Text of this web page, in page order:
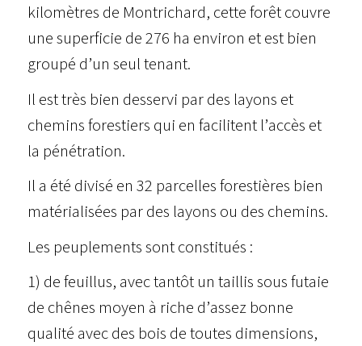
kilomètres de Montrichard, cette forêt couvre
une superficie de 276 ha environ et est bien
groupé d’un seul tenant.
Il est très bien desservi par des layons et
chemins forestiers qui en facilitent l’accès et
la pénétration.
Il a été divisé en 32 parcelles forestières bien
matérialisées par des layons ou des chemins.
Les peuplements sont constitués :
1) de feuillus, avec tantôt un taillis sous futaie
de chênes moyen à riche d’assez bonne
qualité avec des bois de toutes dimensions,